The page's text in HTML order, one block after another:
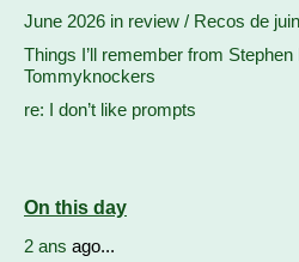
June 2026 in review / Recos de
Things I’ll remember from Stephen
Tommyknockers
re: I don’t like prompts
On this day
2 ans ago...